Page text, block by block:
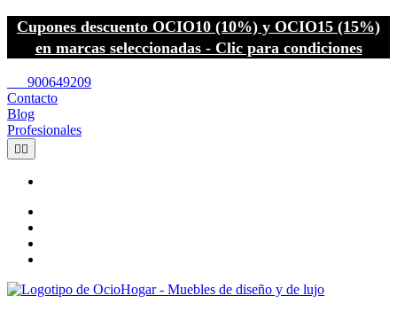
Cupones descuento OCIO10 (10%) y OCIO15 (15%)
en marcas seleccionadas - Clic para condiciones
900649209
Contacto
Blog
Profesionales
 